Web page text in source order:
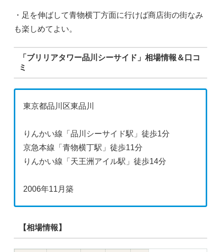
・足を伸ばして青物横丁方面に行けば商店街の街なみ
も楽しめてよい。
「ブリリアタワー品川シーサイド」相場情報＆口コ
ミ
東京都品川区東品川
りんかい線「品川シーサイド駅」徒歩1分
京急本線「青物横丁駅」徒歩11分
りんかい線「天王洲アイル駅」徒歩14分
2006年11月築
【相場情報】